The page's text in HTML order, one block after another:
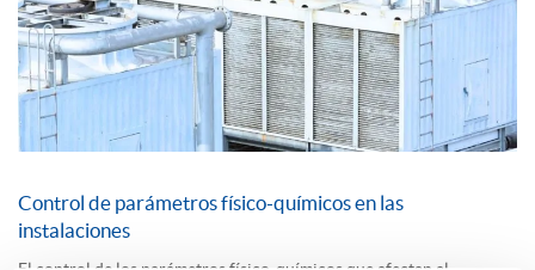
Control de parámetros físico-químicos en las
instalaciones